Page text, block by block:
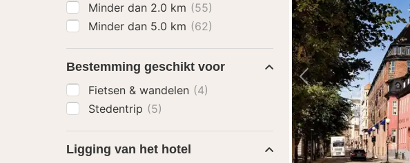
Vorige foto
Minder dan 2.0 km (55)
Minder dan 5.0 km (62)
Bestemming geschikt voor
Fietsen & wandelen (4)
Stedentrip (5)
Ligging van het hotel